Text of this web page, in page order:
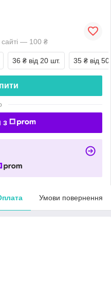
— 100 ₴
36 ₴ від 20 шт. 35 ₴ від
з
Умови повернення